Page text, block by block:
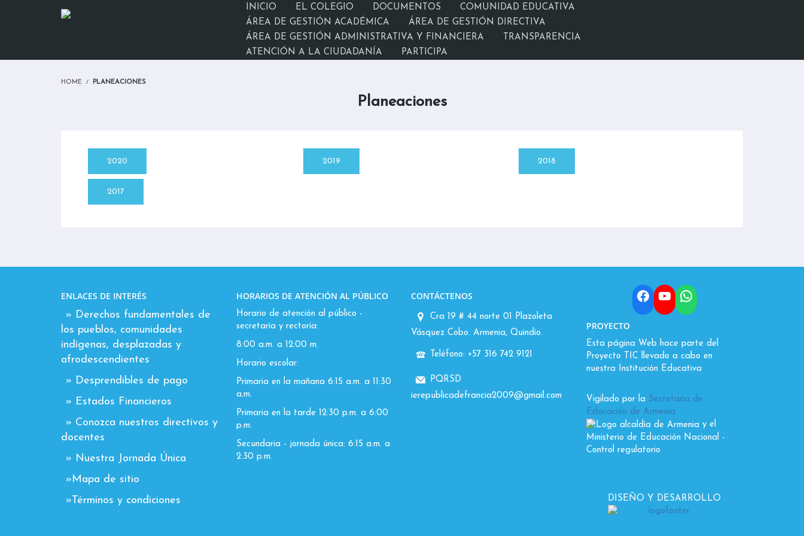
INICIO EL COLEGIO DOCUMENTOS
COMUNIDAD EDUCATIVA
ÁREA DE GESTIÓN ACADÉMICA
ÁREA DE GESTIÓN DIRECTIVA
ÁREA DE GESTIÓN ADMINISTRATIVA Y FINANCIERA
TRANSPARENCIA
ATENCIÓN A LA CIUDADANÍA
PARTICIPA
HOME PLANEACIONES
Planeaciones
2020
2017
2019 2018
ENLACES DE INTERÉS
» Derechos fundamentales de
los pueblos, comunidades
indígenas, desplazadas y
afrodescendientes
» Desprendibles de pago
» Estados Financieros
» Conozca nuestros directivos y
docentes
» Nuestra Jornada Única
»Mapa de sitio
»Términos y condiciones
HORARIOS DE ATENCIÓN AL PÚBLICO
Horario de atención al público -
secretaría y rectoría:
8:00 a.m. a 12:00 m.
Horario escolar:
Primaria en la mañana 6:15 a.m. a 11:30
a.m.
Primaria en la tarde 12:30 p.m. a 6:00
p.m.
Secundaria - jornada única: 6:15 a.m. a
2:30 p.m.
CONTÁCTENOS
Cra 19 # 44 norte 01 Plazoleta
Vásquez Cobo. Armenia, Quindío.
Teléfono: +57 316 742 9121
PQRSD
ierepublicadefrancia2009@gmail.com
Facebook
YouTubeWhatsApp
PROYECTO
Esta página Web hace parte del
Proyecto TIC llevado a cabo en
nuestra Institución Educativa
Vigilado por la Secretaría de
Educación de Armenia
y el
Ministerio de Educación Nacional -
Control regulatorio
DISEÑO Y DESARROLLO